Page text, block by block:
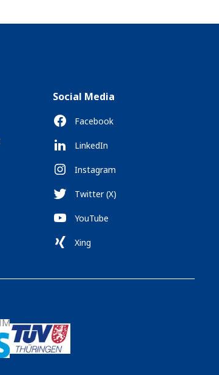
Social Media
Facebook
LinkedIn
Instagram
Twitter (X)
YouTube
Xing